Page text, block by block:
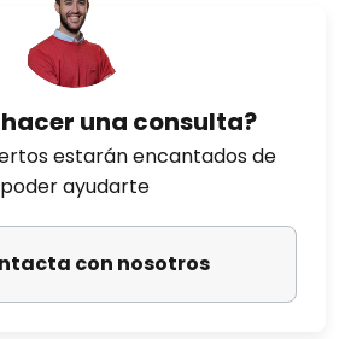
hacer una consulta?
estarán encantados de
poder ayudarte
con nosotros